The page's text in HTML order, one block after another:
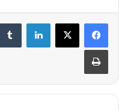
لینکدین
چاپ